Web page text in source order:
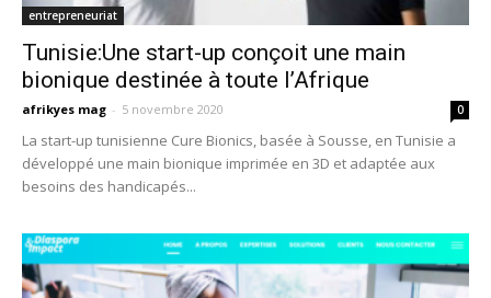
entrepreneuriat
Tunisie:Une start-up conçoit une main
bionique destinée à toute l’Afrique
afrikyes mag - 5 novembre 2020 0
La start-up tunisienne Cure Bionics, basée à Sousse, en Tunisie a
développé une main bionique imprimée en 3D et adaptée aux
besoins des handicapés...